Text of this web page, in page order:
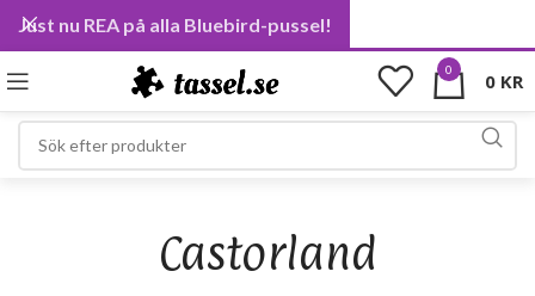
0 0 KR
Castorland
Just nu REA på alla Bluebird-pussel!